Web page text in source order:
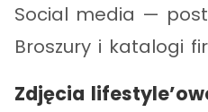
Social media —
Broszury i katalogi
Zdjęcia